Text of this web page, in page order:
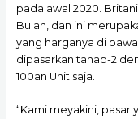
pada awal 2020.
Bulan, dan ini
yang harganya di
dipasarkan tahap-2
100an Unit saja.
“Kami meyakini, pasar